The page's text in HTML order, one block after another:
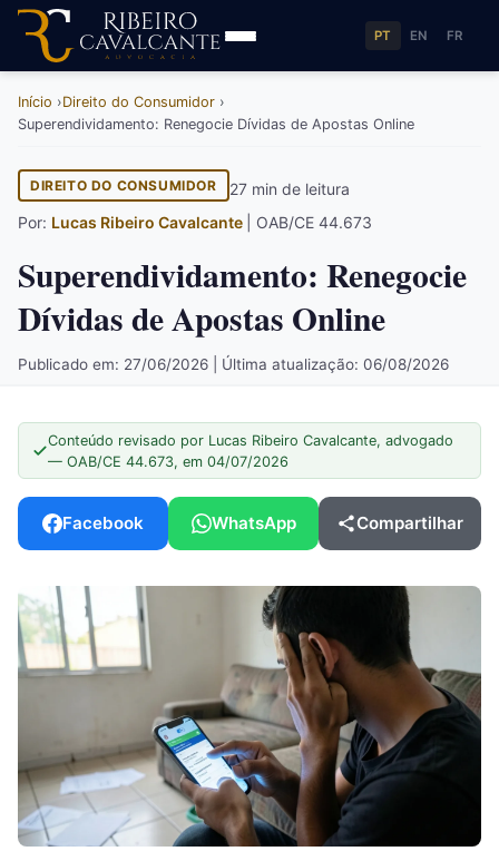
PT EN FR
Início
Direito do Consumidor
Superendividamento: Renegocie Dívidas de Apostas Online
DIREITO DO CONSUMIDOR
27 min de leitura
Por: Lucas Ribeiro Cavalcante | OAB/CE 44.673
Superendividamento: Renegocie
Dívidas de Apostas Online
Publicado em: 27/06/2026 | Última atualização: 06/08/2026
Conteúdo revisado por Lucas Ribeiro Cavalcante, advogado
— OAB/CE 44.673, em 04/07/2026
Facebook WhatsApp Compartilhar